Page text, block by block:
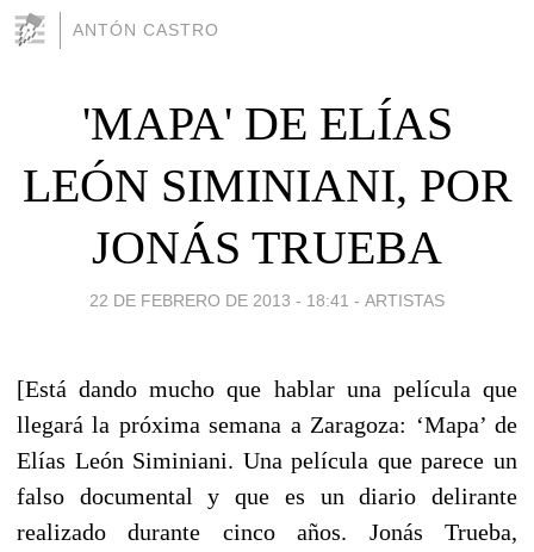
ANTÓN CASTRO
'MAPA' DE ELÍAS
LEÓN SIMINIANI, POR
JONÁS TRUEBA
22 DE FEBRERO DE 2013 - 18:41 - ARTISTAS
[Está dando mucho que hablar una película que
llegará la próxima semana a Zaragoza: ‘Mapa’ de
Elías León Siminiani. Una película que parece un
falso documental y que es un diario delirante
realizado durante cinco años. Jonás Trueba,